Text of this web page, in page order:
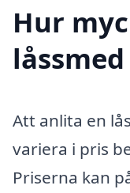
Hur
Att anlita en
variera i pris
Priserna kan